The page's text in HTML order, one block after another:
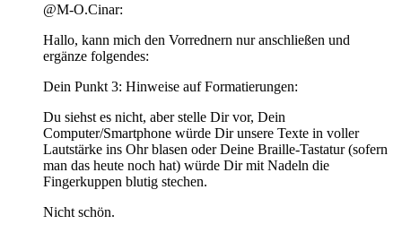
@M-O.Cinar:
Hallo, kann mich den Vorrednern nur anschließen und
ergänze folgendes:
Dein Punkt 3: Hinweise auf Formatierungen:
Du siehst es nicht, aber stelle Dir vor, Dein
Computer/Smartphone würde Dir unsere Texte in voller
Lautstärke ins Ohr blasen oder Deine Braille-Tastatur (sofern
man das heute noch hat) würde Dir mit Nadeln die
Fingerkuppen blutig stechen.
Nicht schön.